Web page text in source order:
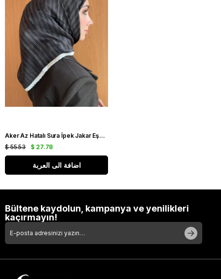
Aker Az Hatalı Sura İpek Jakar Eşarp IST 03229 Siyah Gümüş Simli Desen
$ 27.78
$ 55.53
اضافة الى العربة
Bültene kaydolun, kampanya ve yenilikleri
kaçırmayın!